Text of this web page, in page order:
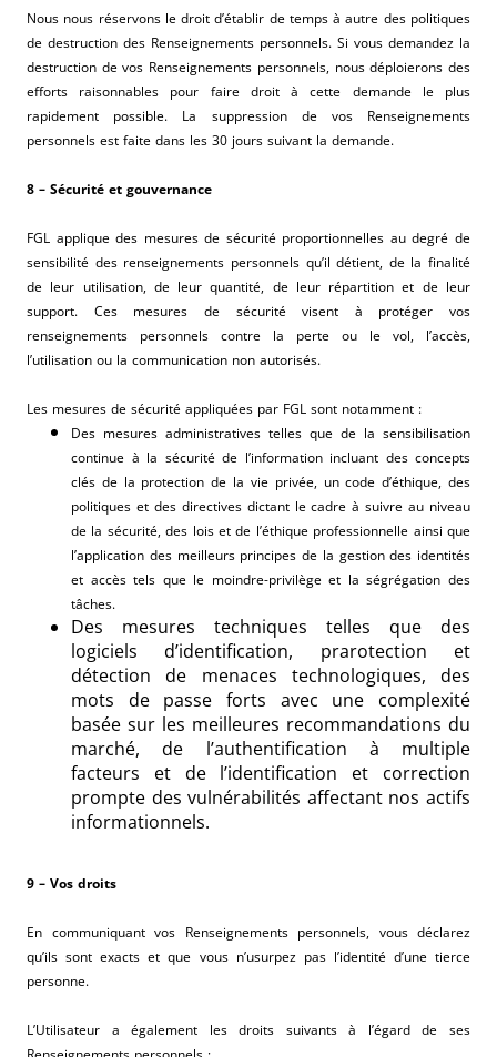
Nous nous réservons le droit d’établir de temps à autre des politiques
de destruction des Renseignements personnels. Si vous demandez la
destruction de vos Renseignements personnels, nous déploierons des
efforts raisonnables pour faire droit à cette demande le plus
rapidement possible. La suppression de vos Renseignements
personnels est faite dans les 30 jours suivant la demande.
8 – Sécurité et gouvernance
FGL applique des mesures de sécurité proportionnelles au degré de
sensibilité des renseignements personnels qu’il détient, de la finalité
de leur utilisation, de leur quantité, de leur répartition et de leur
support. Ces mesures de sécurité visent à protéger vos
renseignements personnels contre la perte ou le vol, l’accès,
l’utilisation ou la communication non autorisés.
Les mesures de sécurité appliquées par FGL sont notamment :
Des mesures administratives telles que de la sensibilisation
continue à la sécurité de l’information incluant des concepts
clés de la protection de la vie privée, un code d’éthique, des
politiques et des directives dictant le cadre à suivre au niveau
de la sécurité, des lois et de l’éthique professionnelle ainsi que
l’application des meilleurs principes de la gestion des identités
et accès tels que le moindre-privilège et la ségrégation des
tâches.
Des mesures techniques telles que des
logiciels d’identification, prarotection et
détection de menaces technologiques, des
mots de passe forts avec une complexité
basée sur les meilleures recommandations du
marché, de l’authentification à multiple
facteurs et de l’identification et correction
prompte des vulnérabilités affectant nos actifs
informationnels.
9 – Vos droits
En communiquant vos Renseignements personnels, vous déclarez
qu’ils sont exacts et que vous n’usurpez pas l’identité d’une tierce
personne.
L’Utilisateur a également les droits suivants à l’égard de ses